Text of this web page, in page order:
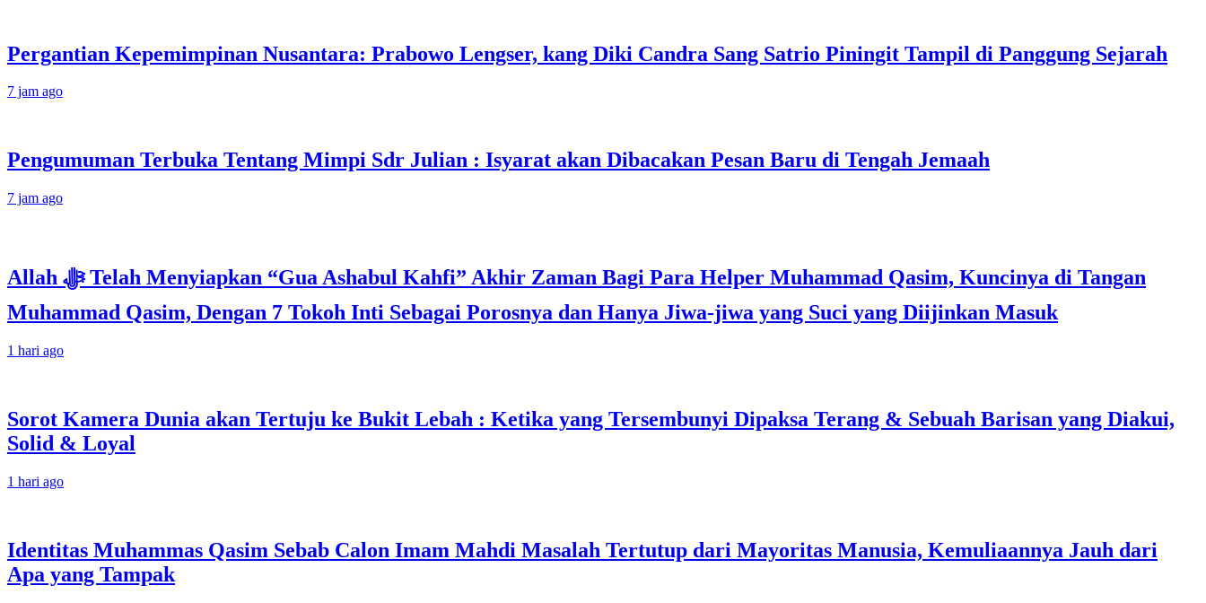
Pergantian Kepemimpinan Nusantara: Prabowo Lengser, kang Diki Candra Sang Satrio Piningit Tampil di Panggung Sejarah
7 jam ago
Pengumuman Terbuka Tentang Mimpi Sdr Julian : Isyarat akan Dibacakan Pesan Baru di Tengah Jemaah
7 jam ago
Allah ﷻ Telah Menyiapkan “Gua Ashabul Kahfi” Akhir Zaman Bagi Para Helper Muhammad Qasim, Kuncinya di Tangan
Muhammad Qasim, Dengan 7 Tokoh Inti Sebagai Porosnya dan Hanya Jiwa-jiwa yang Suci yang Diijinkan Masuk
1 hari ago
Sorot Kamera Dunia akan Tertuju ke Bukit Lebah : Ketika yang Tersembunyi Dipaksa Terang & Sebuah Barisan yang Diakui,
Solid & Loyal
1 hari ago
Identitas Muhammas Qasim Sebab Calon Imam Mahdi Masalah Tertutup dari Mayoritas Manusia, Kemuliaannya Jauh dari
Apa yang Tampak